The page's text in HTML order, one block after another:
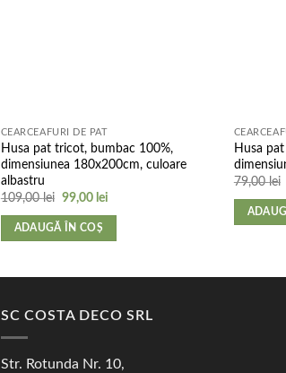
CEARCEAFURI DE PAT
Husa pat tricot, bumbac 100%,
dimensiunea 180x200cm, culoare
albastru
109,00lei Prețul
a
fost:
99,00 lei
ADAUGĂ ÎN COȘ
Husa
79,00lei
SC COSTA DECO SRL
Str. Rotunda Nr. 10,